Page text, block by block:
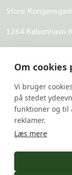
Om cookies
Vi bruger
på stedet
funktioner og til
reklamer.
Læs mere
Store
1264 København K
UBVA
Om UBVA
Persondatapolitik
Disclaimer - Brug
Undersider
UBVA's svarbank